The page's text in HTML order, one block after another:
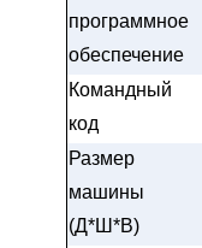
программное
обеспечение
Командный
код
Размер
машины
(Д*Ш*В)